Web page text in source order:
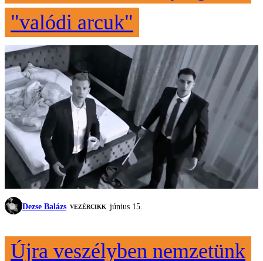
"valódi arcuk"
Dezse Balázs VEZÉRCIKK június 15.
Újra veszélyben nemzetünk